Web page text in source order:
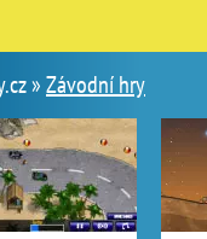
»Závodní hry